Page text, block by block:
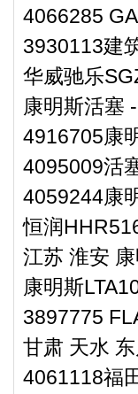
4066285
3930113建
华威驰乐
康明斯活塞
4916705康
4095009活
4059244康
恒润
江苏 淮安
康明斯
3897775
甘肃 天水
4061118福